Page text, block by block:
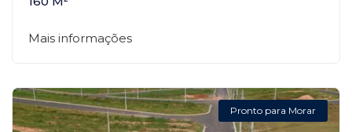
Mais informações
Pronto para Morar